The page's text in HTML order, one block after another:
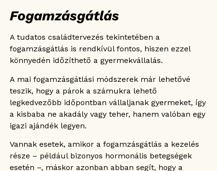
Fogamzásgátlás
A tudatos családtervezés tekintetében a
fogamzásgátlás is rendkívül fontos, hiszen ezzel
könnyedén időzíthető a gyermekvállalás.
A mai fogamzásgátlási módszerek már lehetővé
teszik, hogy a párok a számukra lehető
legkedvezőbb időpontban vállaljanak gyermeket, így
a kisbaba ne akadály vagy teher, hanem valóban egy
igazi ajándék legyen.
Vannak esetek, amikor a fogamzásgátlás a kezelés
része – például bizonyos hormonális betegségek
esetén –, máskor azonban abban segít, hogy a